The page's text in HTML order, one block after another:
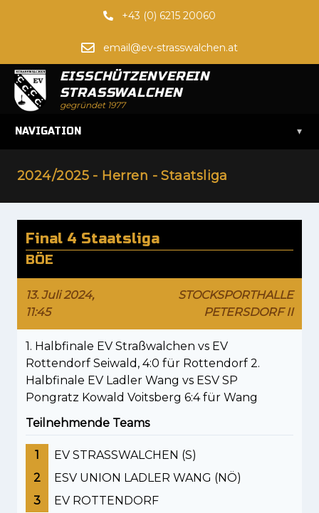
+43 (0) 6215 20060
email@ev-strasswalchen.at
EISSCHÜTZENVEREIN
STRASSWALCHEN
gegründet 1977
NAVIGATION ▾
2024/2025 - Herren - Staatsliga
Final 4 Staatsliga
BÖE
13. Juli 2024,
11:45
STOCKSPORTHALLE
PETERSDORF II
1. Halbfinale EV Straßwalchen vs EV
Rottendorf Seiwald, 4:0 für Rottendorf 2.
Halbfinale EV Ladler Wang vs ESV SP
Pongratz Kowald Voitsberg 6:4 für Wang
Teilnehmende Teams
1
EV STRASSWALCHEN (S)
2
ESV UNION LADLER WANG (NÖ)
3
EV ROTTENDORF